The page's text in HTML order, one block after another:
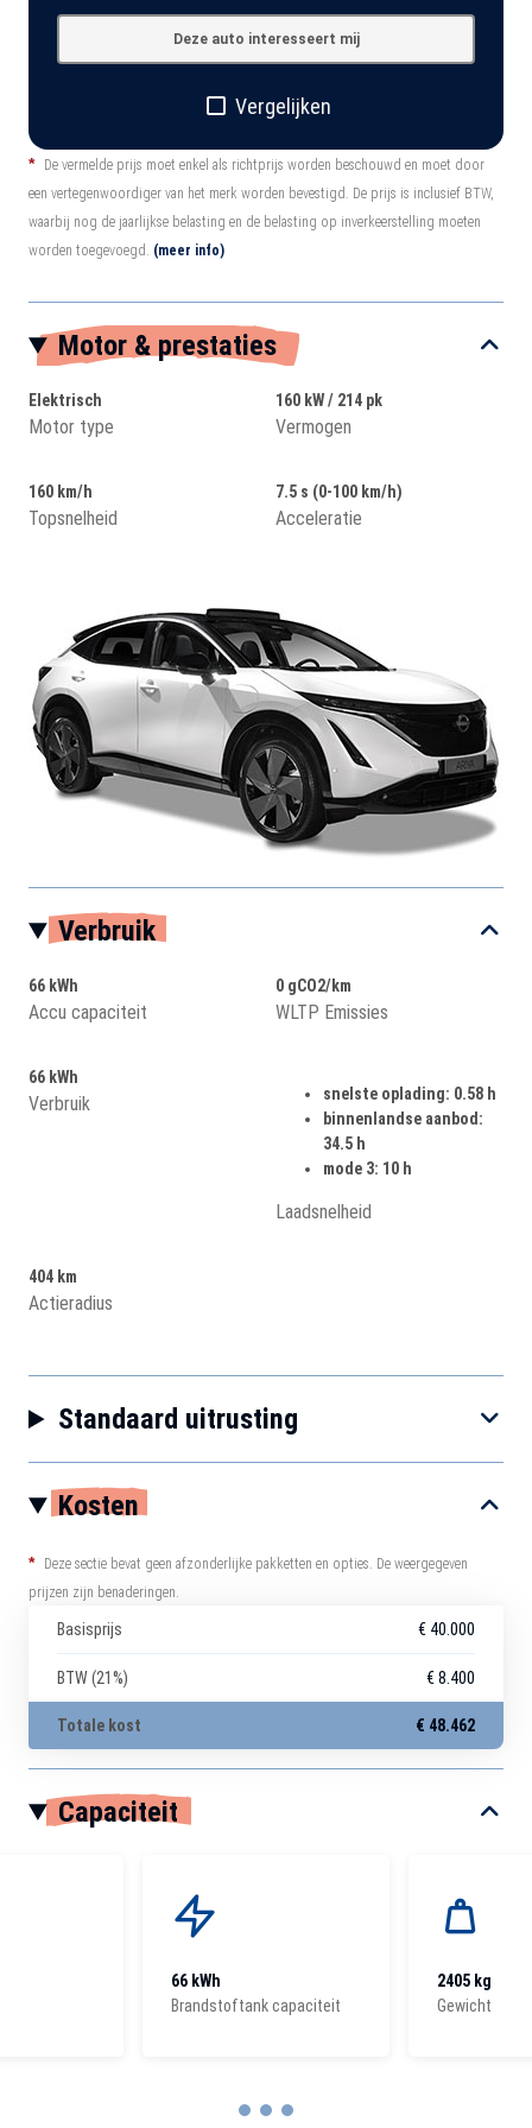
Deze auto interesseert mij
Vergelijken
*
De vermelde prijs moet enkel als richtprijs worden beschouwd en moet door
een vertegenwoordiger van het merk worden bevestigd. De prijs is inclusief BTW,
waarbij nog de jaarlijkse belasting en de belasting op inverkeerstelling moeten
worden toegevoegd. (meer info)
Motor & prestaties
Elektrisch
Motor type
160 kW / 214 pk
Vermogen
160 km/h
Topsnelheid
7.5 s (0-100 km/h)
Acceleratie
Verbruik
66 kWh
Accu capaciteit
0 gCO2/km
WLTP Emissies
66 kWh
Verbruik
snelste oplading: 0.58 h
binnenlandse aanbod:
34.5 h
mode 3: 10 h
Laadsnelheid
404 km
Actieradius
Standaard uitrusting
Kosten
*
Deze sectie bevat geen afzonderlijke pakketten en opties. De weergegeven
prijzen zijn benaderingen.
Basisprijs € 40.000
BTW (21%) € 8.400
Totale kost € 48.462
Capaciteit
66 kWh
Brandstoftank capaciteit
2405 kg
Gewicht